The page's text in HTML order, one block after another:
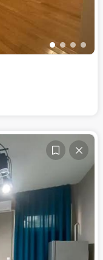
••• •